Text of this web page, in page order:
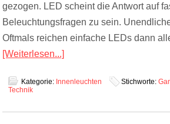
gezogen. LED scheint die Antwort auf
Beleuchtungsfragen zu sein.
Oftmals reichen einfache LEDs dann
[Weiterlesen...]
Kategorie: Innenleuchten Stichworte:
Technik